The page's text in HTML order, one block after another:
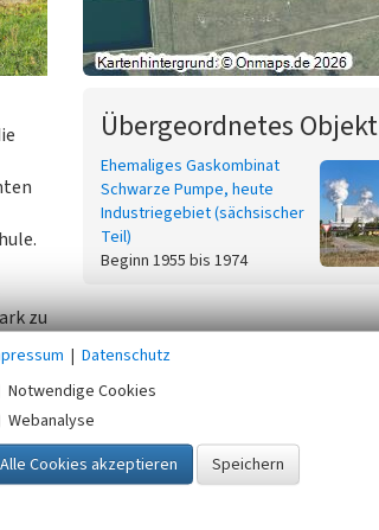
zu
Übergeordnetes Objekt
Ehemaliges Gaskombinat
Schwarze Pumpe, heute
Industriegebiet (sächsischer
Teil)
Beginn 1955 bis 1974
| Datenschutz
Notwendige Cookies
Webanalyse